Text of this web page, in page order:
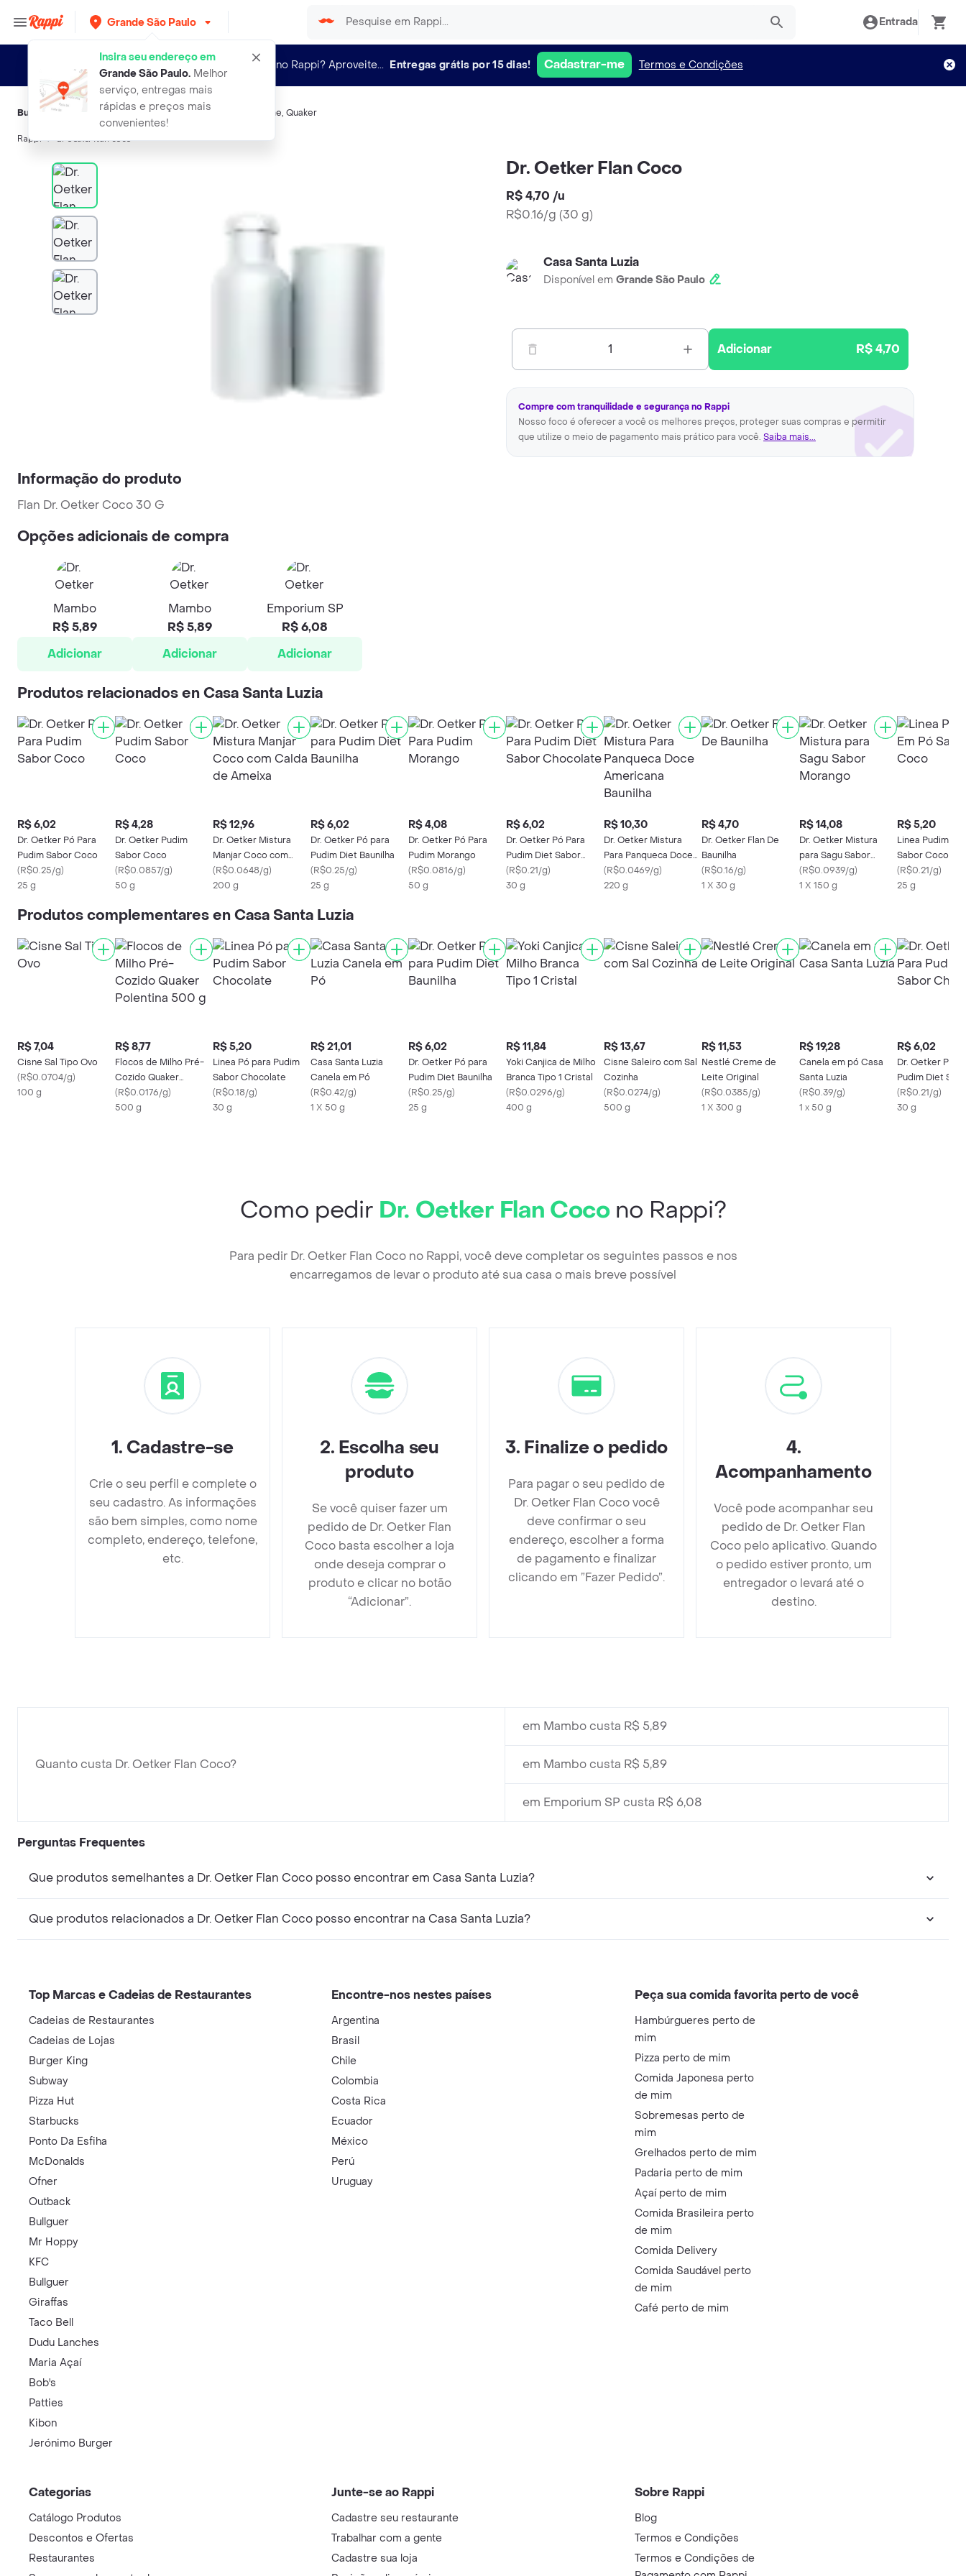
Grande São Paulo
Insira seu endereço em
Grande São Paulo.Melhor
serviço, entregas mais
rápidas e preços mais
convenientes!
Entrada
Novo no Rappi? Aproveite... Entregas grátis por 15 dias! Cadastrar-me Termos e Condições
Buscas relacionadas:Misturas doces,Dr. Oetker Cisne, Quaker
Rappi dr oetker flan coco
Dr. Oetker Flan Coco
R$ 4,70 /u
R$0.16/g (30 g)
Casa Santa Luzia
Disponível em Grande São Paulo
1 Adicionar R$ 4,70
Compre com tranquilidade e segurança no Rappi
Nosso foco é oferecer a você os melhores preços, proteger suas compras e permitir
que utilize o meio de pagamento mais prático para você. Saiba mais...
Informação do produto
Flan Dr. Oetker Coco 30 G
Opções adicionais de compra
Mambo
R$ 5,89
Adicionar
Mambo
R$ 5,89
Adicionar
Emporium SP
R$ 6,08
Adicionar
Produtos relacionados en Casa Santa Luzia
R$ 6,02
Dr. Oetker Pó Para
Pudim Sabor Coco
(R$0.25/g)
25 g
R$ 4,28
Dr. Oetker Pudim
Sabor Coco
(R$0.0857/g)
50 g
R$ 12,96
Dr. Oetker Mistura
Manjar Coco com
Calda de Ameixa
(R$0.0648/g)
200 g
R$ 6,02
Dr. Oetker Pó para
Pudim Diet Baunilha
(R$0.25/g)
25 g
R$ 4,08
Dr. Oetker Pó Para
Pudim Morango
(R$0.0816/g)
50 g
R$ 6,02
Dr. Oetker Pó Para
Pudim Diet Sabor
Chocolate
(R$0.21/g)
30 g
R$ 10,30
Dr. Oetker Mistura
Para Panqueca Doce
Americana Baunilha
(R$0.0469/g)
220 g
R$ 4,70
Dr. Oetker Flan De
Baunilha
(R$0.16/g)
1 X 30 g
R$ 14,08
Dr. Oetker Mistura
para Sagu Sabor
Morango
(R$0.0939/g)
1 X 150 g
R$ 5,20
Linea Pudim
Sabor Coco
(R$0.21/g)
25 g
Produtos complementares en Casa Santa Luzia
R$ 7,04
Cisne Sal Tipo Ovo
(R$0.0704/g)
100 g
R$ 8,77
Flocos de Milho Pré-
Cozido Quaker
Polentina 500 g
(R$0.0176/g)
500 g
R$ 5,20
Linea Pó para Pudim
Sabor Chocolate
(R$0.18/g)
30 g
R$ 21,01
Casa Santa Luzia
Canela em Pó
(R$0.42/g)
1 X 50 g
R$ 6,02
Dr. Oetker Pó para
Pudim Diet Baunilha
(R$0.25/g)
25 g
R$ 11,84
Yoki Canjica de Milho
Branca Tipo 1 Cristal
(R$0.0296/g)
400 g
R$ 13,67
Cisne Saleiro com Sal
Cozinha
(R$0.0274/g)
500 g
R$ 11,53
Nestlé Creme de
Leite Original
(R$0.0385/g)
1 X 300 g
R$ 19,28
Canela em pó Casa
Santa Luzia
(R$0.39/g)
1 x 50 g
R$ 6,02
Dr. Oetker Pó
Pudim Diet
Chocolate
(R$0.21/g)
30 g
Como pedir Dr. Oetker Flan Cocono Rappi?
Para pedir Dr. Oetker Flan Coco no Rappi, você deve completar os seguintes passos e nos
encarregamos de levar o produto até sua casa o mais breve possível
1. Cadastre-se
Crie o seu perfil e complete o
seu cadastro. As informações
são bem simples, como nome
completo, endereço, telefone,
etc.
2. Escolha seu
produto
Se você quiser fazer um
pedido de Dr. Oetker Flan
Coco basta escolher a loja
onde deseja comprar o
produto e clicar no botão
“Adicionar”.
3. Finalize o pedido
Para pagar o seu pedido de
Dr. Oetker Flan Coco você
deve confirmar o seu
endereço, escolher a forma
de pagamento e finalizar
clicando em ”Fazer Pedido”.
4.
Acompanhamento
Você pode acompanhar seu
pedido de Dr. Oetker Flan
Coco pelo aplicativo. Quando
o pedido estiver pronto, um
entregador o levará até o
destino.
Quanto custa Dr. Oetker Flan Coco?
em Mambo custa R$ 5,89
em Mambo custa R$ 5,89
em Emporium SP custa R$ 6,08
Perguntas Frequentes
Que produtos semelhantes a Dr. Oetker Flan Coco posso encontrar em Casa Santa Luzia?
Que produtos relacionados a Dr. Oetker Flan Coco posso encontrar na Casa Santa Luzia?
Top Marcas e Cadeias de Restaurantes
Cadeias de Restaurantes
Cadeias de Lojas
Burger King
Subway
Pizza Hut
Starbucks
Ponto Da Esfiha
McDonalds
Ofner
Outback
Bullguer
Mr Hoppy
KFC
Bullguer
Giraffas
Taco Bell
Dudu Lanches
Maria Açaí
Bob's
Patties
Kibon
Jerónimo Burger
Encontre-nos nestes países
Argentina
Brasil
Chile
Colombia
Costa Rica
Ecuador
México
Perú
Uruguay
Peça sua comida favorita perto de você
Hambúrgueres perto de
mim
Pizza perto de mim
Comida Japonesa perto
de mim
Sobremesas perto de
mim
Grelhados perto de mim
Padaria perto de mim
Açaí perto de mim
Comida Brasileira perto
de mim
Comida Delivery
Comida Saudável perto
de mim
Café perto de mim
Categorias
Catálogo Produtos
Descontos e Ofertas
Restaurantes
Junte-se ao Rappi
Cadastre seu restaurante
Trabalhar com a gente
Cadastre sua loja
Sobre Rappi
Blog
Termos e Condições
Termos e Condições de